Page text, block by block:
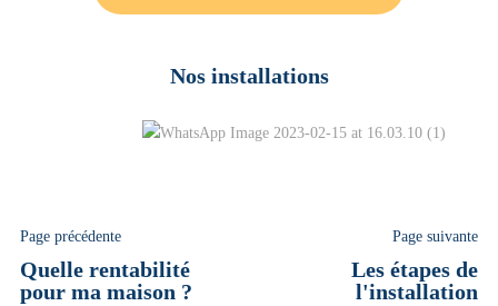
Nos installations
Page précédente
Quelle rentabilité
pour ma maison ?
Page suivante
Les étapes de
l'installation